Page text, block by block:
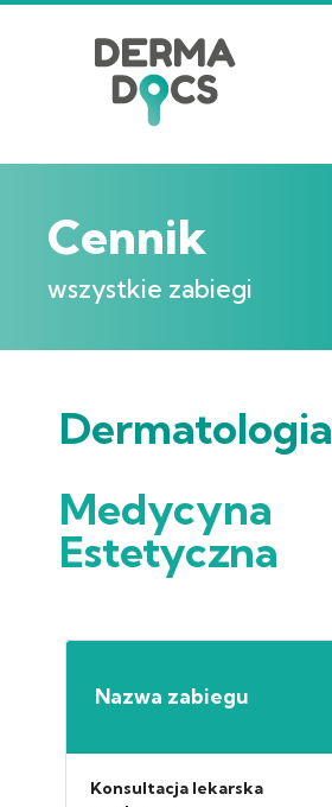
Cennik
wszystkie zabiegi
Dermatologia
Medycyna
Estetyczna
Nazwa zabiegu
Konsultacja lekarska